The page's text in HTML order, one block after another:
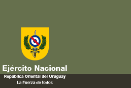
sociedad criolla